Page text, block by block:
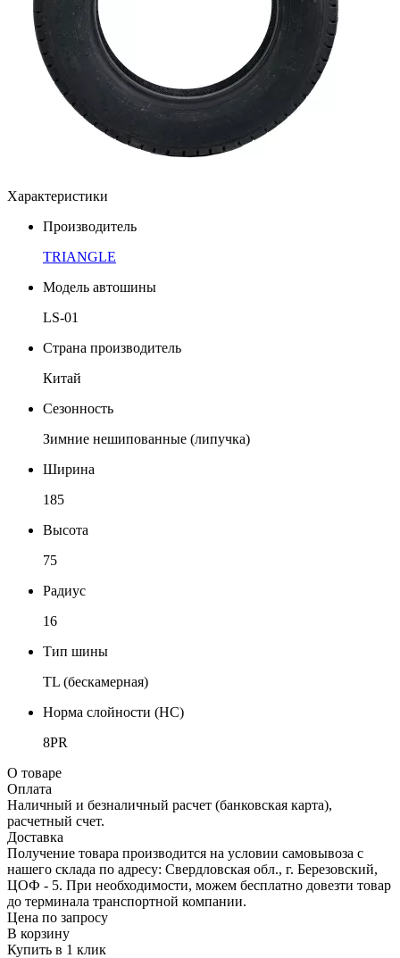
Характеристики
Производитель
TRIANGLE
Модель автошины
LS-01
Страна производитель
Китай
Сезонность
Зимние нешипованные (липучка)
Ширина
185
Высота
75
Радиус
16
Тип шины
TL (бескамерная)
Норма слойности (НС)
8PR
О товаре
Оплата
Наличный и безналичный расчет (банковская карта),
расчетный счет.
Доставка
Получение товара производится на условии самовывоза с
нашего склада по адресу: Свердловская обл., г. Березовский,
ЦОФ - 5. При необходимости, можем бесплатно довезти товар
до терминала транспортной компании.
Цена по запросу
В корзину
Купить в 1 клик